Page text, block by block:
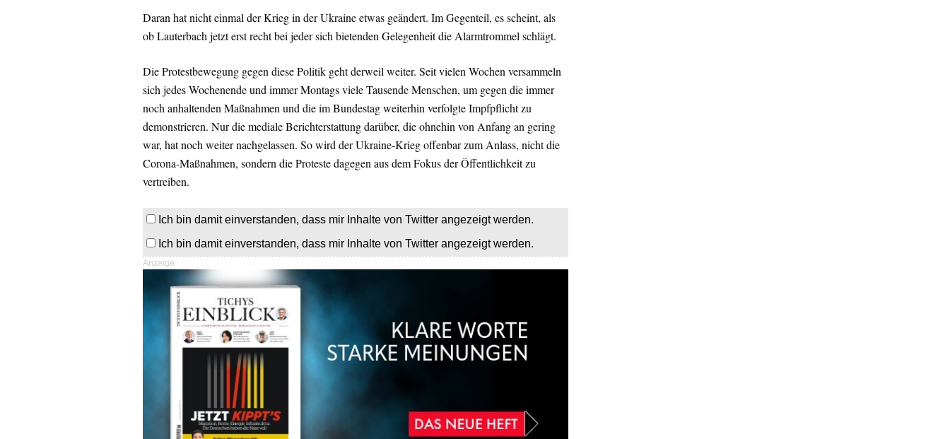
Daran hat nicht einmal der Krieg in der Ukraine etwas geändert. Im Gegenteil, es scheint, als
ob Lauterbach jetzt erst recht bei jeder sich bietenden Gelegenheit die Alarmtrommel schlägt.
Die Protestbewegung gegen diese Politik geht derweil weiter. Seit vielen Wochen versammeln
sich jedes Wochenende und immer Montags viele Tausende Menschen, um gegen die immer
noch anhaltenden Maßnahmen und die im Bundestag weiterhin verfolgte Impfpflicht zu
demonstrieren. Nur die mediale Berichterstattung darüber, die ohnehin von Anfang an gering
war, hat noch weiter nachgelassen. So wird der Ukraine-Krieg offenbar zum Anlass, nicht die
Corona-Maßnahmen, sondern die Proteste dagegen aus dem Fokus der Öffentlichkeit zu
vertreiben.
Ich bin damit einverstanden, dass mir Inhalte von Twitter angezeigt werden.
Ich bin damit einverstanden, dass mir Inhalte von Twitter angezeigt werden.
Anzeige